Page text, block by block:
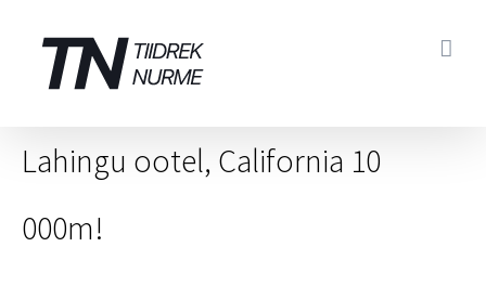
content
Lahingu ootel, California 10
000m!